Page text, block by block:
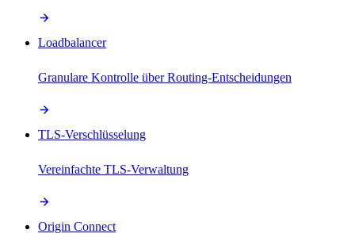
Loadbalancer
Granulare Kontrolle über Routing-Entscheidungen
TLS-Verschlüsselung
Vereinfachte TLS-Verwaltung
Origin Connect